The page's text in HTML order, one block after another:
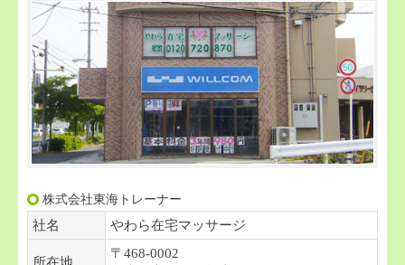
株式会社東海トレーナー
社名
やわら在宅マッサージ
〒468-0002